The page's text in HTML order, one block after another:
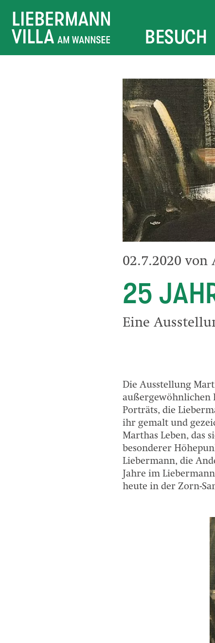
BESUCH
25
02.7.2020 von
Eine
Die Ausstellung
außergewöhnlichen
Porträts, die
ihr gemalt und
Marthas Leben, das
besonderer
Liebermann, die
Jahre im
heute in der Zorn-